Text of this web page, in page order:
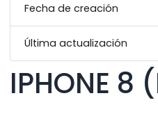
Fecha de creación
Última actualización
IPHONE 8